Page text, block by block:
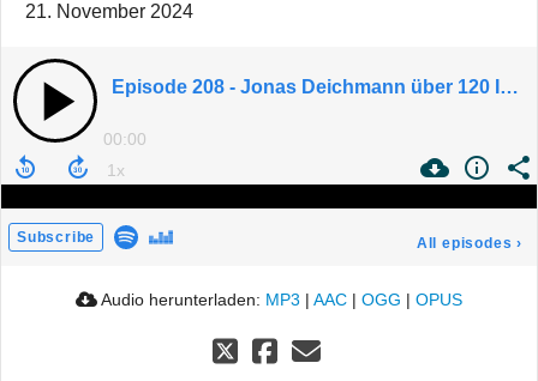
21. November 2024
Episode 208 - Jonas Deichmann über 120 Ironman-Distanzen, Teamarbeit und neue Projekte
00:00
Subscribe All episodes ›
Audio herunterladen: MP3 | AAC | OGG | OPUS